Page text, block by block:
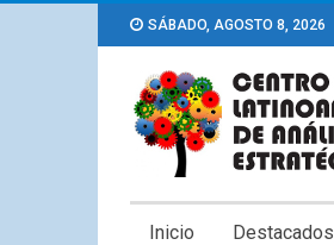
SÁBADO, AGOSTO 8, 2026
Inicio Destacados